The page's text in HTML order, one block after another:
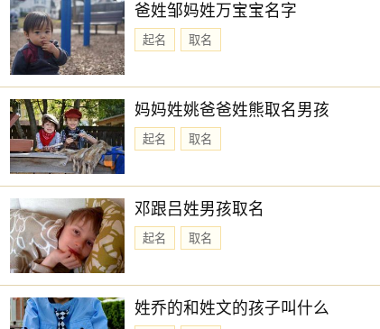
爸姓邹妈姓万宝宝名字
起名 取名
妈妈姓姚爸爸姓熊取名男孩
起名 取名
邓跟吕姓男孩取名
起名 取名
姓乔的和姓文的孩子叫什么